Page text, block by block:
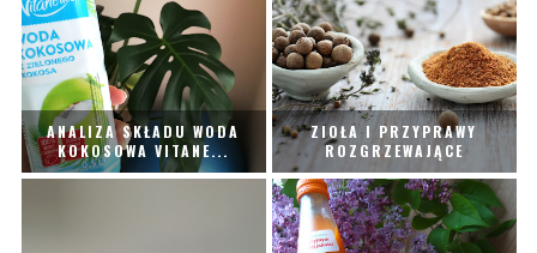
ANALIZA SKŁADU WODA
KOKOSOWA VITANE...
ZIOŁA I PRZYPRAWY
ROZGRZEWAJĄCE